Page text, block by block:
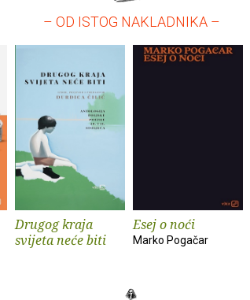
– OD ISTOG NAKLADNIKA –
Drugog kraja
svijeta neće biti
Esej o noći
Marko Pogačar